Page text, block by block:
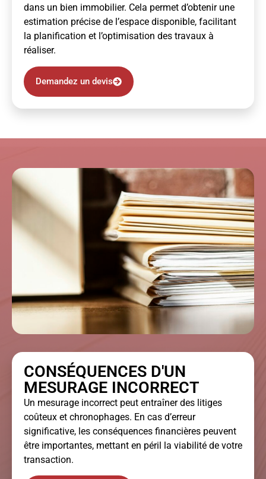
dans un bien immobilier. Cela permet d’obtenir une
estimation précise de l’espace disponible, facilitant
la planification et l’optimisation des travaux à
réaliser.
Demandez un devis
CONSÉQUENCES D'UN
MESURAGE INCORRECT
Un mesurage incorrect peut entraîner des litiges
coûteux et chronophages. En cas d’erreur
significative, les conséquences financières peuvent
être importantes, mettant en péril la viabilité de votre
transaction.